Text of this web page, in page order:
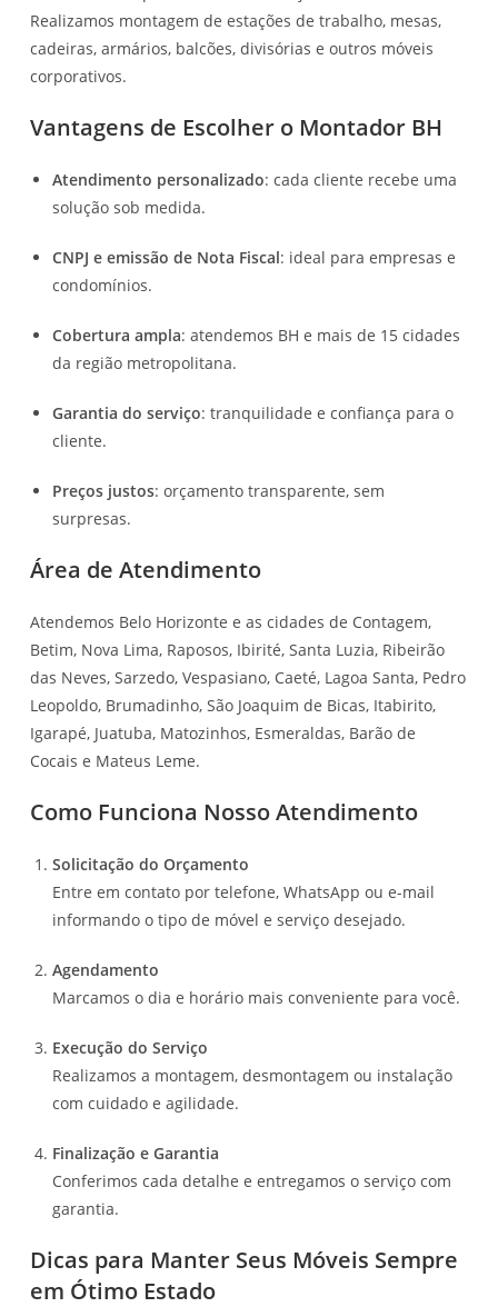
Realizamos montagem de estações de trabalho, mesas,
cadeiras, armários, balcões, divisórias e outros móveis
corporativos.
Vantagens de Escolher o Montador BH
Atendimento personalizado: cada cliente recebe uma
solução sob medida.
CNPJ e emissão de Nota Fiscal: ideal para empresas e
condomínios.
Cobertura ampla: atendemos BH e mais de 15 cidades
da região metropolitana.
Garantia do serviço: tranquilidade e confiança para o
cliente.
Preços justos: orçamento transparente, sem
surpresas.
Área de Atendimento
Atendemos Belo Horizonte e as cidades de Contagem,
Betim, Nova Lima, Raposos, Ibirité, Santa Luzia, Ribeirão
das Neves, Sarzedo, Vespasiano, Caeté, Lagoa Santa, Pedro
Leopoldo, Brumadinho, São Joaquim de Bicas, Itabirito,
Igarapé, Juatuba, Matozinhos, Esmeraldas, Barão de
Cocais e Mateus Leme.
Como Funciona Nosso Atendimento
Solicitação do Orçamento
Entre em contato por telefone, WhatsApp ou e-mail
informando o tipo de móvel e serviço desejado.
Agendamento
Marcamos o dia e horário mais conveniente para você.
Execução do Serviço
Realizamos a montagem, desmontagem ou instalação
com cuidado e agilidade.
Finalização e Garantia
Conferimos cada detalhe e entregamos o serviço com
garantia.
Dicas para Manter Seus Móveis Sempre
em Ótimo Estado